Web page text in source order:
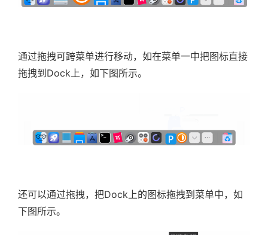
通过拖拽可跨菜单进行移动，如在菜单一中把图标直接
拖拽到Dock上，如下图所示。
还可以通过拖拽，把Dock上的图标拖拽到菜单中，如
下图所示。